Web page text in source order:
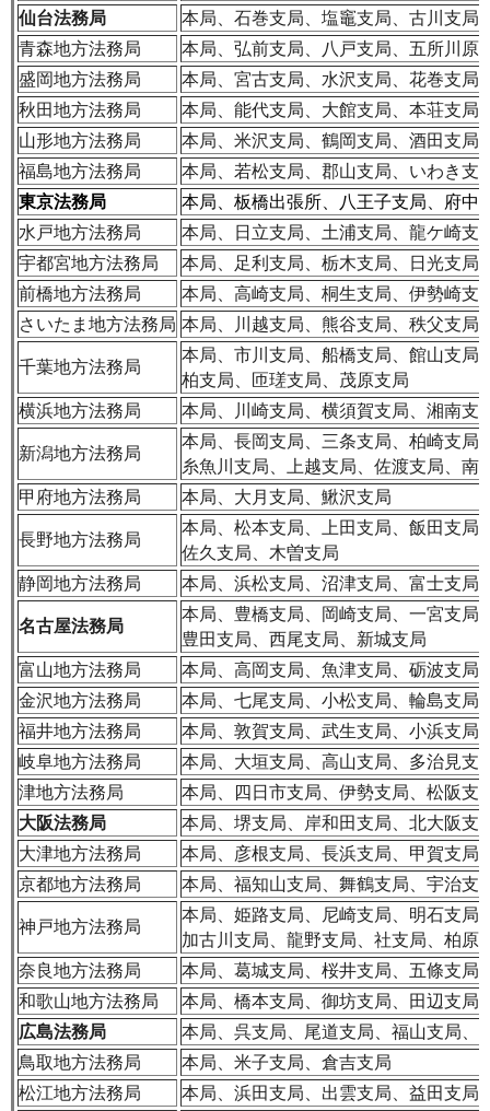
仙台法務局
本局、石巻支局、塩竈支局、古川支局
青森地方法務局
本局、弘前支局、八戸支局、五所川原
盛岡地方法務局
本局、宮古支局、水沢支局、花巻支局
秋田地方法務局
本局、能代支局、大館支局、本荘支局
山形地方法務局
本局、米沢支局、鶴岡支局、酒田支局
福島地方法務局
本局、若松支局、郡山支局、いわき支
東京法務局
本局、板橋出張所、八王子支局、府中
水戸地方法務局
本局、日立支局、土浦支局、龍ケ崎支
宇都宮地方法務局
本局、足利支局、栃木支局、日光支局
前橋地方法務局
本局、高崎支局、桐生支局、伊勢崎支
さいたま地方法務局 本局、川越支局、熊谷支局、秩父支局
千葉地方法務局
本局、市川支局、船橋支局、館山支局
柏支局、匝瑳支局、茂原支局
横浜地方法務局
本局、川崎支局、横須賀支局、湘南支
新潟地方法務局
本局、長岡支局、三条支局、柏崎支局
糸魚川支局、上越支局、佐渡支局、南
甲府地方法務局
本局、大月支局、鰍沢支局
長野地方法務局
本局、松本支局、上田支局、飯田支局
佐久支局、木曽支局
静岡地方法務局
本局、浜松支局、沼津支局、富士支局
名古屋法務局
本局、豊橋支局、岡崎支局、一宮支局
豊田支局、西尾支局、新城支局
富山地方法務局
本局、高岡支局、魚津支局、砺波支局
金沢地方法務局
本局、七尾支局、小松支局、輪島支局
福井地方法務局
本局、敦賀支局、武生支局、小浜支局
岐阜地方法務局
本局、大垣支局、高山支局、多治見支
津地方法務局
本局、四日市支局、伊勢支局、松阪支
大阪法務局
本局、堺支局、岸和田支局、北大阪支
大津地方法務局
本局、彦根支局、長浜支局、甲賀支局
京都地方法務局
本局、福知山支局、舞鶴支局、宇治支
神戸地方法務局
本局、姫路支局、尼崎支局、明石支局
加古川支局、龍野支局、社支局、柏原
奈良地方法務局
本局、葛城支局、桜井支局、五條支局
和歌山地方法務局
本局、橋本支局、御坊支局、田辺支局
広島法務局
本局、呉支局、尾道支局、福山支局、
鳥取地方法務局
本局、米子支局、倉吉支局
松江地方法務局
本局、浜田支局、出雲支局、益田支局